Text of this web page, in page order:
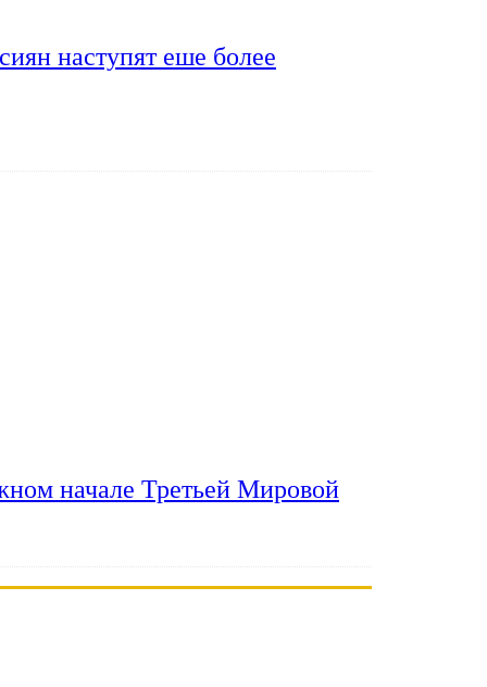
наступят еше более
начале Третьей Мировой